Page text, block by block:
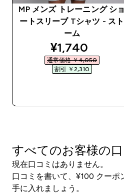
MP メンズ トレーニング ショ
ートスリーブ Tシャツ - スト
ーム
discounted
¥1,740‎
通常価格 ￥4,050‎
割引 ￥2,310‎
すべてのお客様の口
現在口コミはありません。
口コミを書いて、¥100 クーポ
手に入れましょう。